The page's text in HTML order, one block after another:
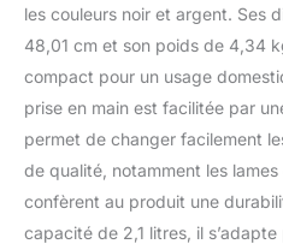
la
à
à
les couleurs noir et argent. Ses
48,01 cm et son poids de 4,34
compact pour un usage
prise en main est facilitée par
permet de changer facilement
de qualité, notamment les
confèrent au produit une
capacité de 2,1 litres, il